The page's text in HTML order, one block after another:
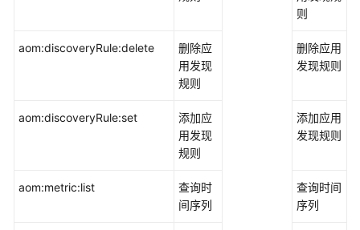
则
aom:discoveryRule:delete
删除应
用发现
规则
删除应用
发现规则
aom:discoveryRule:set
添加应
用发现
规则
添加应用
发现规则
aom:metric:list
查询时
间序列
查询时间
序列